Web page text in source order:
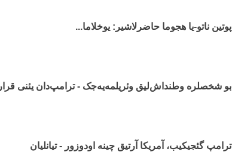
پوتین ناتو-یا هجوما حاضرلاشیر: یوخلاما...
بو شخصلره وطنداش‌لیق وئریلمه‌یه‌جک - ترامپ‌دان یئنی قرار
ترامپ گئجیکیب، آمریکا آرتیق چینه اودوزور - تیانلیان